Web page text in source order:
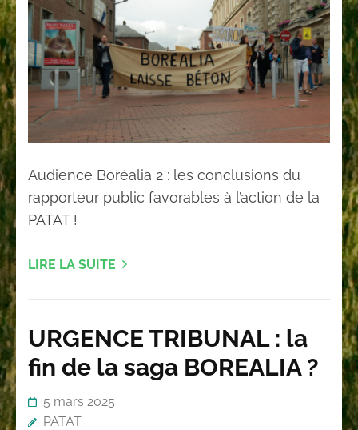
Audience Boréalia 2 : les conclusions du
rapporteur public favorables à l’action de la
PATAT !
LIRE LA SUITE
URGENCE TRIBUNAL : la
fin de la saga BOREALIA ?
5 mars 2025
PATAT